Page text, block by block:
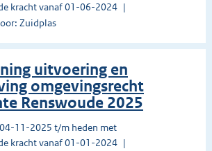
kracht vanaf 01-06-2024
Zuidplas
uitvoering en
omgevingsrecht
Renswoude 2025
11-2025 t/m heden met
kracht vanaf 01-01-2024